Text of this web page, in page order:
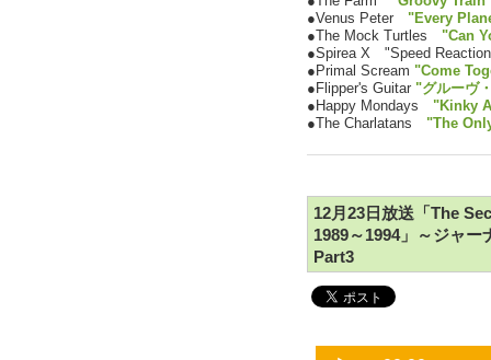
●Venus Peter "Every
●The Mock Turtles "Can
●Spirea X "Speed
●Primal Scream "Come
●Flipper's Guitar "グルーヴ
●Happy Mondays "Kinky
●The Charlatans "The
12月23日放送「The
1989～1994」～ジャ
Part3